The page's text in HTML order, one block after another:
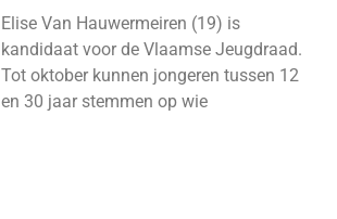
Elise Van Hauwermeiren (19) is
kandidaat voor de Vlaamse Jeugdraad.
Tot oktober kunnen jongeren tussen 12
en 30 jaar stemmen op wie